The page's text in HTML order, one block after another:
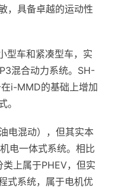
，具备卓越的运动性
型车和紧凑型车，实
混合动力系统。SH-
i-MMD的基础上增加
。
电混动），但其实本
电一体式系统。相比
上属于PHEV，但实
式系统，属于电机优